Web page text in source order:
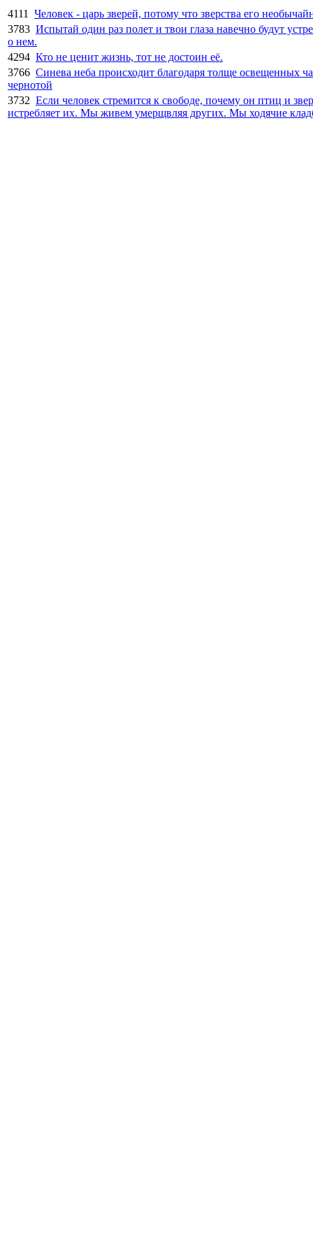
4111
Человек - царь зверей, потому что зверства его
3783 Испытай один раз полет и твои глаза навечно будут
о нем.
4294 Кто не ценит жизнь, тот не достоин её.
3766 Синева неба происходит благодаря толще освещенных
чернотой
3732 Если человек стремится к свободе, почему он птиц и
истребляет их. Мы живем умерщвляя других. Мы ходячие